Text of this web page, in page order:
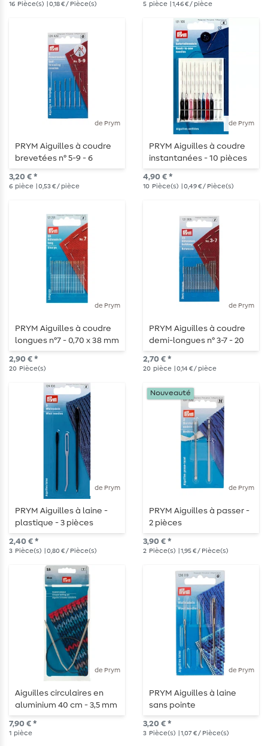
16 Pièce(s) | 0,18 € / Pièce(s) 5 pièce | 1,46 € / pièce
de Prym
PRYM Aiguilles à coudre
brevetées n° 5-9 - 6
pièces
3,20 € *
6 pièce | 0,53 € / pièce
de Prym
PRYM Aiguilles à coudre
instantanées - 10 pièces
4,90 € *
10 Pièce(s) | 0,49 € / Pièce(s)
de Prym
PRYM Aiguilles à coudre
longues n°7 - 0,70 x 38 mm
- 20 pièces
2,90 € *
20 Pièce(s)
de Prym
PRYM Aiguilles à coudre
demi-longues n° 3-7 - 20
pièces
2,70 € *
20 pièce | 0,14 € / pièce
de Prym
PRYM Aiguilles à laine -
plastique - 3 pièces
2,40 € *
3 Pièce(s) | 0,80 € / Pièce(s)
de Prym
Nouveauté
PRYM Aiguilles à passer -
2 pièces
3,90 € *
2 Pièce(s) | 1,95 € / Pièce(s)
de Prym
Aiguilles circulaires en
aluminium 40 cm - 3,5 mm
7,90 € *
1 pièce
de Prym
PRYM Aiguilles à laine
sans pointe
3,20 € *
3 Pièce(s) | 1,07 € / Pièce(s)